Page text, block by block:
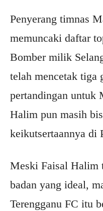
Penyerang timnas
memuncaki daftar
Bomber milik
telah mencetak tiga
pertandingan untuk
Halim pun masih
keikutsertaannya di
Meski Faisal
badan yang ideal,
Terengganu FC itu